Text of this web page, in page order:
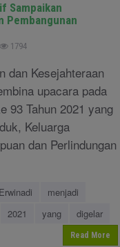
Sampaikan
Pembangunan
1794
dan Kesejahteraan
upacara pada
93 Tahun 2021 yang
Keluarga
dan Perlindungan
Erwinadi
menjadi
2021 yang
digelar
Read More